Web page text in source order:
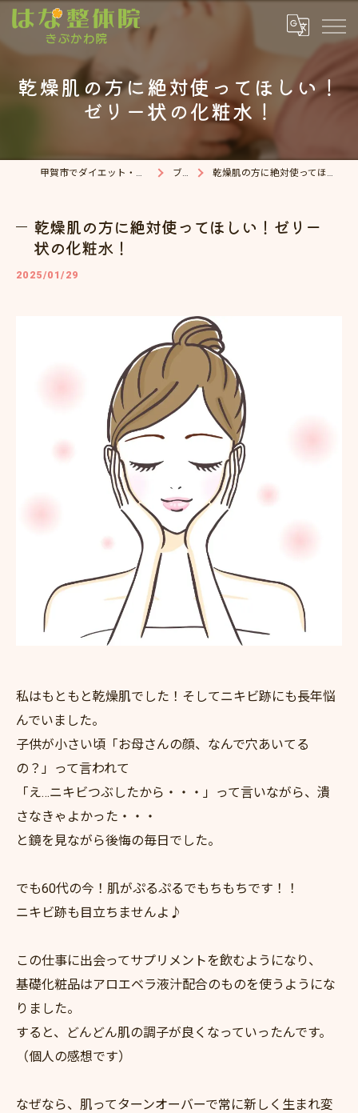
乾燥肌の方に絶対使ってほしい！
ゼリー状の化粧水！
甲賀市でダイエット・整体院ならはな整体院 ブログ 乾燥肌の方に絶対使ってほしい！ゼリー状の化粧水！
乾燥肌の方に絶対使ってほしい！ゼリー
状の化粧水！
2025/01/29
私はもともと乾燥肌でした！そしてニキビ跡にも長年悩
んでいました。
子供が小さい頃「お母さんの顔、なんで穴あいてる
の？」って言われて
「え…ニキビつぶしたから・・・」って言いながら、潰
さなきゃよかった・・・
と鏡を見ながら後悔の毎日でした。
でも60代の今！肌がぷるぷるでもちもちです！！
ニキビ跡も目立ちませんよ♪
この仕事に出会ってサプリメントを飲むようになり、
基礎化粧品はアロエベラ液汁配合のものを使うようにな
りました。
すると、どんどん肌の調子が良くなっていったんです。
（個人の感想です）
なぜなら、肌ってターンオーバーで常に新しく生まれ変